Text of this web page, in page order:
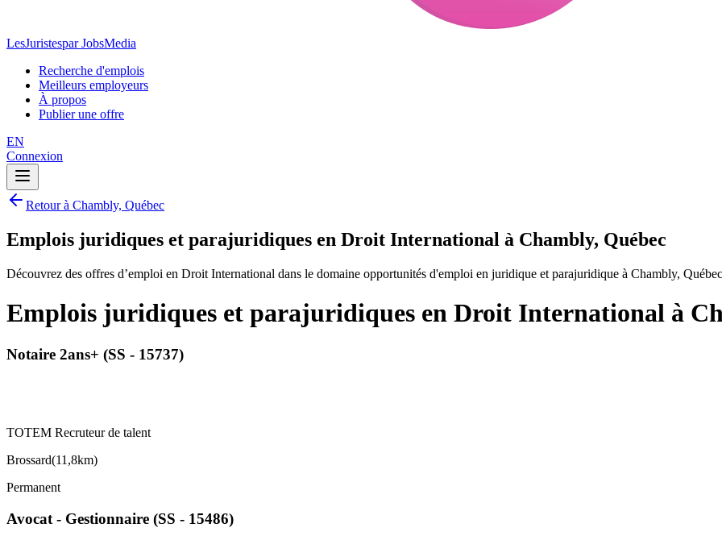
LesJuristespar JobsMedia
Recherche d'emplois
Meilleurs employeurs
À propos
Publier une offre
EN
Connexion
Retour à Chambly, Québec
Emplois juridiques et parajuridiques en Droit International à Chambly, Québec
Découvrez des offres d’emploi en Droit International dans le domaine opportunités d'emploi en juridique et parajuridique à Chambly,
Emplois juridiques et parajuridiques en Droit International à
Notaire 2ans+ (SS - 15737)
TOTEM Recruteur de talent
Brossard(11,8km)
Permanent
Avocat - Gestionnaire (SS - 15486)